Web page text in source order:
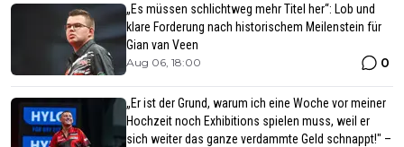
„Es müssen schlichtweg mehr Titel her“: Lob und
klare Forderung nach historischem Meilenstein für
Gian van Veen
Aug 06, 18:00 0
„Er ist der Grund, warum ich eine Woche vor meiner
Hochzeit noch Exhibitions spielen muss, weil er
sich weiter das ganze verdammte Geld schnappt!" –